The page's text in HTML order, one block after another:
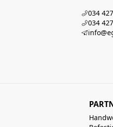
034
034